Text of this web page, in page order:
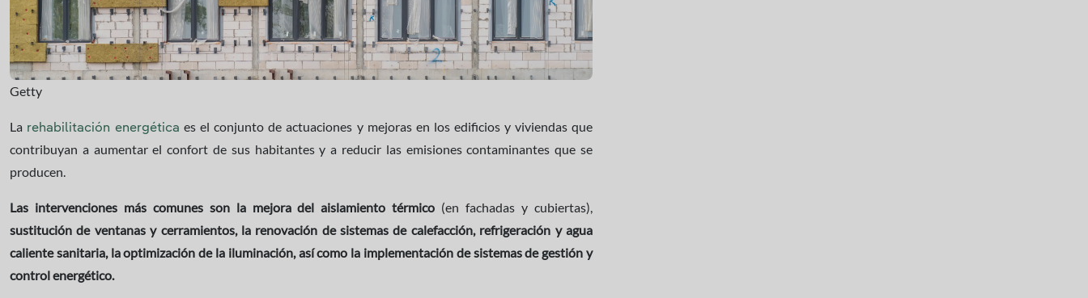
Getty
La rehabilitación energética es el conjunto de actuaciones y mejoras en los edificios y viviendas que
contribuyan a aumentar el confort de sus habitantes y a reducir las emisiones contaminantes que se
producen.
Las intervenciones más comunes son la mejora del aislamiento térmico (en fachadas y cubiertas),
sustitución de ventanas y cerramientos, la renovación de sistemas de calefacción, refrigeración y agua
caliente sanitaria, la optimización de la iluminación, así como la implementación de sistemas de gestión y
control energético.